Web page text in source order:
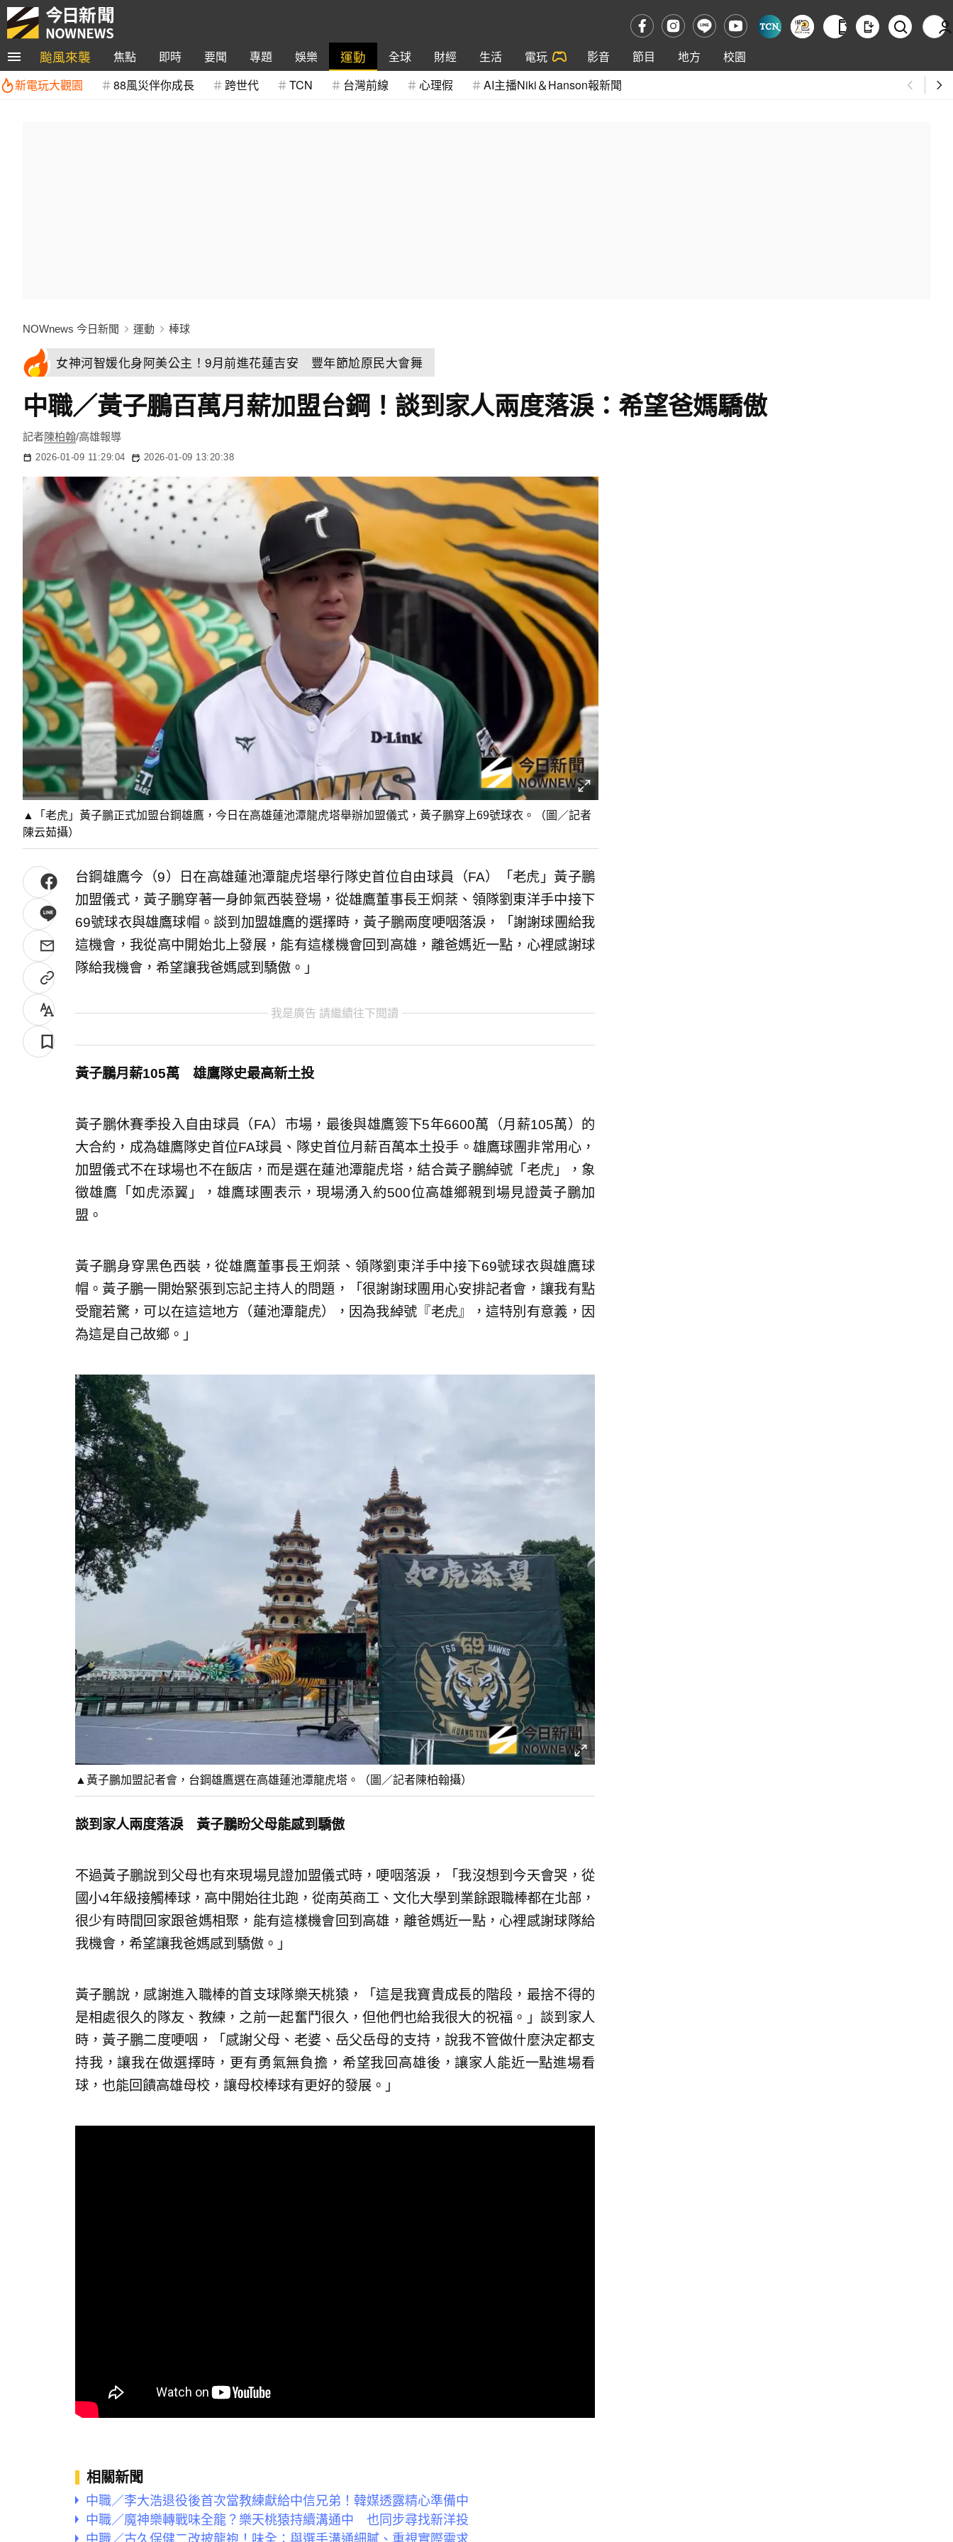
颱風來襲 焦點 即時 要聞 專題 娛樂 運動 全球 財經 生活 電玩 影音 節目 地方
校園
新電玩大觀園
88風災伴你成長 跨世代 TCN 台灣前線 心理假 AI主播Niki＆Hanson報新聞
NOWnews 今日新聞 運動 棒球
女神河智媛化身阿美公主！9月前進花蓮吉安 豐年節尬原民大會舞
中職／黃子鵬百萬月薪加盟台鋼！談到家人兩度落淚：希望爸媽驕傲
記者陳柏翰/高雄報導
2026-01-09 11:29:04 2026-01-09 13:20:38
▲「老虎」黃子鵬正式加盟台鋼雄鷹，今日在高雄蓮池潭龍虎塔舉辦加盟儀式，黃子鵬穿上69號球衣。（圖／記者
陳云茹攝）
台鋼雄鷹今（9）日在高雄蓮池潭龍虎塔舉行隊史首位自由球員（FA）「老虎」黃子鵬
加盟儀式，黃子鵬穿著一身帥氣西裝登場，從雄鷹董事長王炯棻、領隊劉東洋手中接下
69號球衣與雄鷹球帽。談到加盟雄鷹的選擇時，黃子鵬兩度哽咽落淚，「謝謝球團給我
這機會，我從高中開始北上發展，能有這樣機會回到高雄，離爸媽近一點，心裡感謝球
隊給我機會，希望讓我爸媽感到驕傲。」
我是廣告 請繼續往下閱讀
黃子鵬月薪105萬 雄鷹隊史最高新土投
黃子鵬休賽季投入自由球員（FA）市場，最後與雄鷹簽下5年6600萬（月薪105萬）的
大合約，成為雄鷹隊史首位FA球員、隊史首位月薪百萬本土投手。雄鷹球團非常用心，
加盟儀式不在球場也不在飯店，而是選在蓮池潭龍虎塔，結合黃子鵬綽號「老虎」，象
徵雄鷹「如虎添翼」，雄鷹球團表示，現場湧入約500位高雄鄉親到場見證黃子鵬加
盟。
黃子鵬身穿黑色西裝，從雄鷹董事長王炯棻、領隊劉東洋手中接下69號球衣與雄鷹球
帽。黃子鵬一開始緊張到忘記主持人的問題，「很謝謝球團用心安排記者會，讓我有點
受寵若驚，可以在這這地方（蓮池潭龍虎），因為我綽號『老虎』，這特別有意義，因
為這是自己故鄉。」
▲黃子鵬加盟記者會，台鋼雄鷹選在高雄蓮池潭龍虎塔。（圖／記者陳柏翰攝）
談到家人兩度落淚 黃子鵬盼父母能感到驕傲
不過黃子鵬說到父母也有來現場見證加盟儀式時，哽咽落淚，「我沒想到今天會哭，從
國小4年級接觸棒球，高中開始往北跑，從南英商工、文化大學到業餘跟職棒都在北部，
很少有時間回家跟爸媽相聚，能有這樣機會回到高雄，離爸媽近一點，心裡感謝球隊給
我機會，希望讓我爸媽感到驕傲。」
黃子鵬說，感謝進入職棒的首支球隊樂天桃猿，「這是我寶貴成長的階段，最捨不得的
是相處很久的隊友、教練，之前一起奮鬥很久，但他們也給我很大的祝福。」談到家人
時，黃子鵬二度哽咽，「感謝父母、老婆、岳父岳母的支持，說我不管做什麼決定都支
持我，讓我在做選擇時，更有勇氣無負擔，希望我回高雄後，讓家人能近一點進場看
球，也能回饋高雄母校，讓母校棒球有更好的發展。」
相關新聞
中職／李大浩退役後首次當教練獻給中信兄弟！韓媒透露精心準備中
中職／魔神樂轉戰味全龍？樂天桃猿持續溝通中 也同步尋找新洋投
中職／古久保健二改披龍袍！味全：與選手溝通細膩、重視實際需求